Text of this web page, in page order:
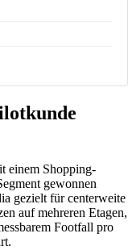
einem Shopping-
gewonnen
gezielt für centerweite
auf mehreren Etagen,
Footfall pro